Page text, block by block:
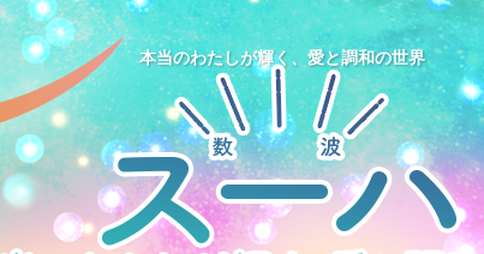
本当のわたしが輝く、愛と調和の世界